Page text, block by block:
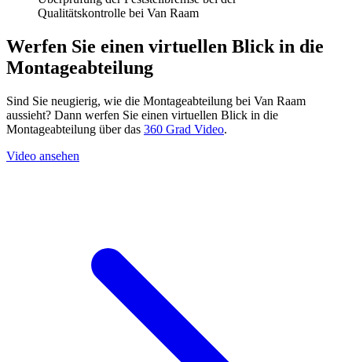
Qualitätskontrolle bei Van Raam
Werfen Sie einen virtuellen Blick in die
Montageabteilung
Sind Sie neugierig, wie die Montageabteilung bei Van Raam
aussieht? Dann werfen Sie einen virtuellen Blick in die
Montageabteilung über das 360 Grad Video.
Video ansehen